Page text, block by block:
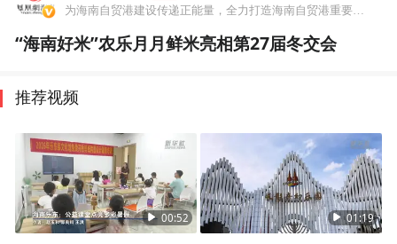
为海南自贸港建设传递正能量，全力打造海南自贸港重要外宣窗口。
“海南好米”农乐月月鲜米亮相第27届冬交会
推荐视频
00:52 01:19